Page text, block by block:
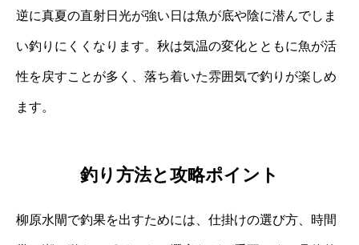
逆に真夏の直射日光が強い日は魚が底や陰に潜んでしま
い釣りにくくなります。秋は気温の変化とともに魚が活
性を戻すことが多く、落ち着いた雰囲気で釣りが楽しめ
ます。
釣り方法と攻略ポイント
柳原水閘で釣果を出すためには、仕掛けの選び方、時間